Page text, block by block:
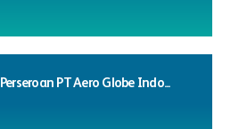
PT Aero Globe Indo...